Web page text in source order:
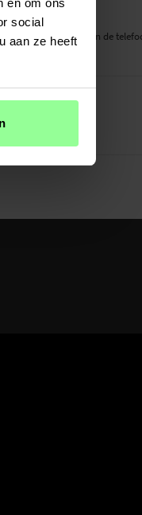
en om ons
social
aan ze heeft
magneetsluiting.
als achterzijde van de